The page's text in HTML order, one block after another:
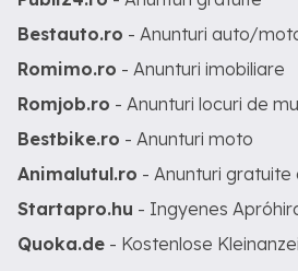
Bestauto.ro - Anunturi auto/
Romimo.ro - Anunturi imobiliare
Romjob.ro - Anunturi locuri de
Bestbike.ro - Anunturi moto
Animalutul.ro - Anunturi gratuite
Startapro.hu - Ingyenes
Quoka.de - Kostenlose